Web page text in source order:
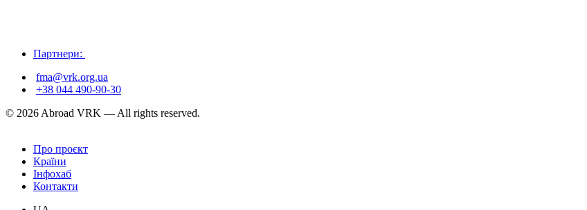
Партнери:
fma@vrk.org.ua
+38 044 490-90-30
© 2026 Abroad VRK — All rights reserved.
Про проєкт
Країни
Інфохаб
Контакти